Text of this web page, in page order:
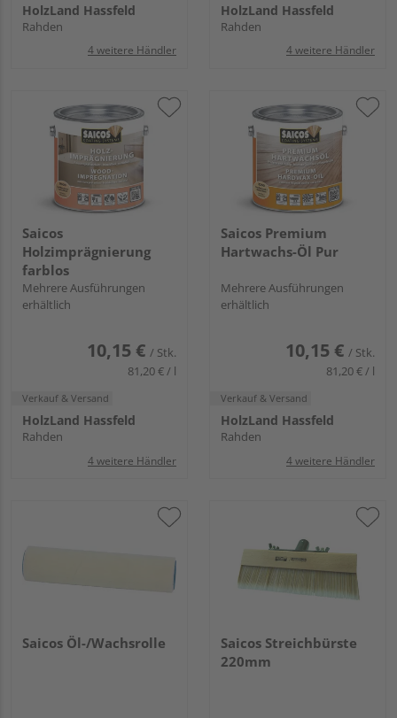
HolzLand Hassfeld
Rahden
4 weitere Händler
HolzLand Hassfeld
Rahden
4 weitere Händler
Saicos
Holzimprägnierung
farblos
Mehrere Ausführungen
erhältlich
10,15 € / Stk.
81,20 € / l
Verkauf & Versand
HolzLand Hassfeld
Rahden
4 weitere Händler
Saicos Premium
Hartwachs-Öl Pur
Mehrere Ausführungen
erhältlich
10,15 € / Stk.
81,20 € / l
Verkauf & Versand
HolzLand Hassfeld
Rahden
4 weitere Händler
Saicos Öl-/Wachsrolle
Saicos Streichbürste
220mm